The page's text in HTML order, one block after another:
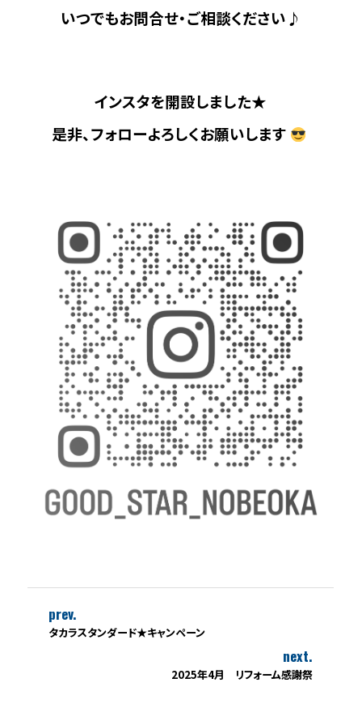
いつでもお問合せ・ご相談ください♪
インスタを開設しました★
是非、フォローよろしくお願いします
prev.
タカラスタンダード★キャンペーン
next.
2025年4月 リフォーム感謝祭